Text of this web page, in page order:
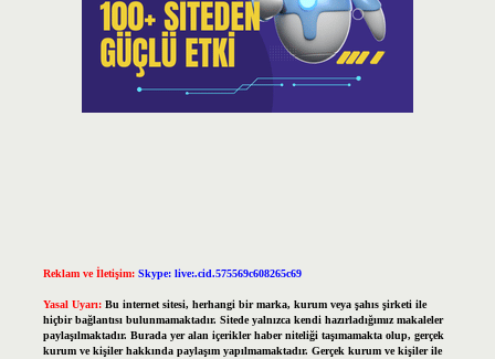
Reklam ve İletişim: Skype: live:.cid.575569c608265c69
Yasal Uyarı: Bu internet sitesi, herhangi bir marka, kurum veya şahıs şirketi ile
hiçbir bağlantısı bulunmamaktadır. Sitede yalnızca kendi hazırladığımız makaleler
paylaşılmaktadır. Burada yer alan içerikler haber niteliği taşımamakta olup, gerçek
kurum ve kişiler hakkında paylaşım yapılmamaktadır. Gerçek kurum ve kişiler ile